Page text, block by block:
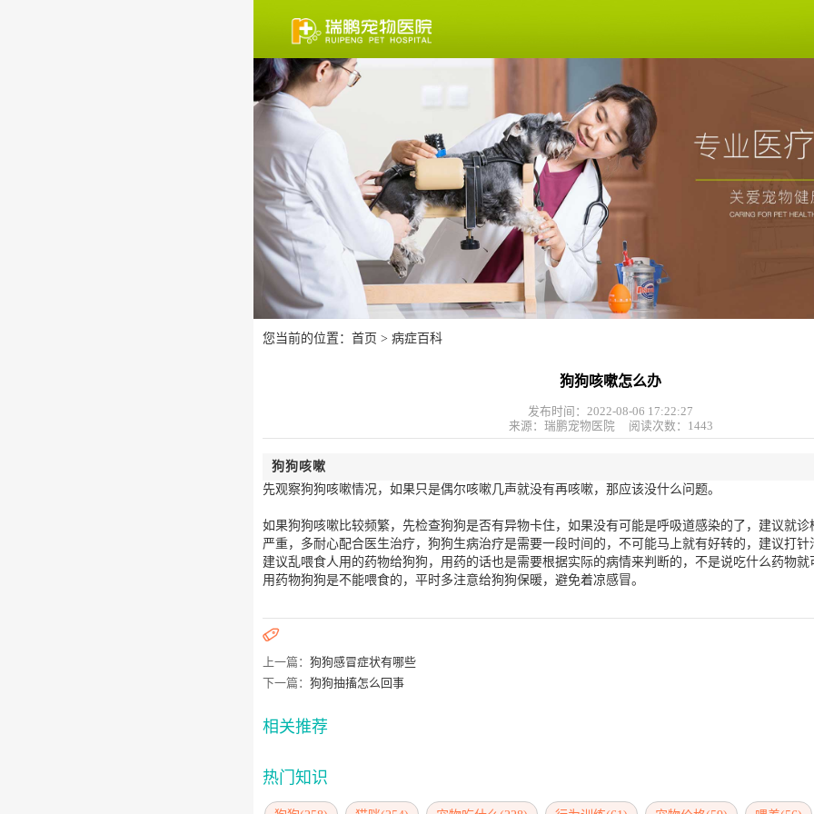
您当前的位置： 首页 > 病症百科
狗狗咳嗽怎么办
发布时间：2022-08-06 17:22:27
来源：瑞鹏宠物医院 阅读次数：
1443
狗狗咳嗽
先观察狗狗咳嗽情况，如果只是偶尔咳嗽几声就没有再咳嗽，那应该没什么问题。
如果狗狗咳嗽比较频繁，先检查狗狗是否有异物卡住，如果没有可能是呼吸道感染的了，建议就
严重，多耐心配合医生治疗，狗狗生病治疗是需要一段时间的，不可能马上就有好转的，建议打
建议乱喂食人用的药物给狗狗，用药的话也是需要根据实际的病情来判断的，不是说吃什么药物
用药物狗狗是不能喂食的，平时多注意给狗狗保暖，避免着凉感冒。

上一篇：狗狗感冒症状有哪些
下一篇：狗狗抽搐怎么回事
相关推荐
热门知识